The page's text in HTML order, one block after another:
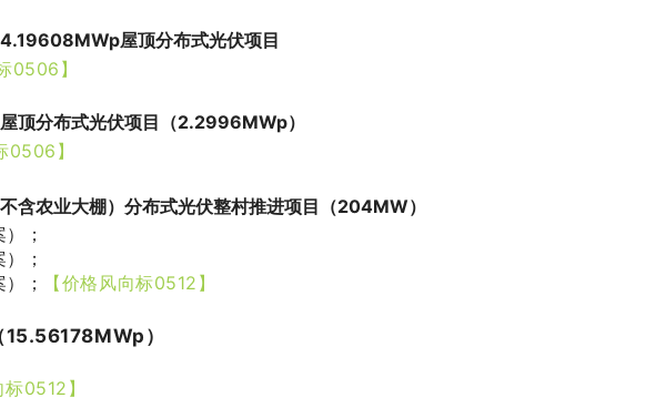
屋顶分布式光伏项目
0506】
顶分布式光伏项目（2.2996MWp）
0506】
含农业大棚）分布式光伏整村推进项目（204MW）
；
；
； 【价格风向标0512】
）
标0512】